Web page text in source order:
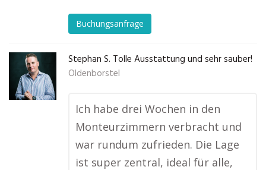
Buchungsanfrage
Stephan S. Tolle Ausstattung und sehr sauber!
Oldenborstel
Ich habe drei Wochen in den
Monteurzimmern verbracht und
war rundum zufrieden. Die Lage
ist super zentral, ideal für alle,